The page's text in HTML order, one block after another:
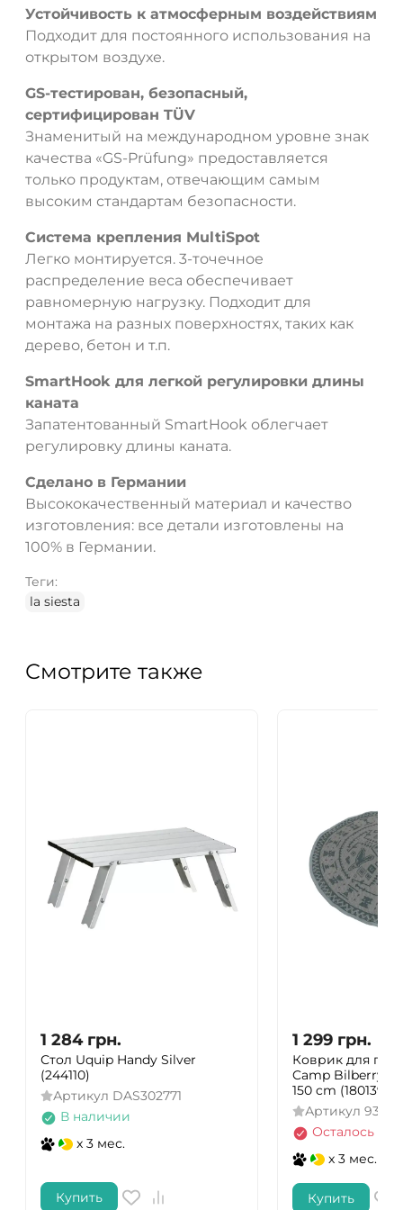
Устойчивость к атмосферным воздействиям
Подходит для постоянного использования на
открытом воздухе.
GS-тестирован, безопасный,
сертифицирован TÜV
Знаменитый на международном уровне знак
качества «GS-Prüfung» предоставляется
только продуктам, отвечающим самым
высоким стандартам безопасности.
Система крепления MultiSpot
Легко монтируется. 3-точечное
распределение веса обеспечивает
равномерную нагрузку. Подходит для
монтажа на разных поверхностях, таких как
дерево, бетон и т.п.
SmartHook для легкой регулировки длины
каната
Запатентованный SmartHook облегчает
регулировку длины каната.
Сделано в Германии
Высококачественный материал и качество
изготовления: все детали изготовлены на
100% в Германии.
Теги:
la siesta
Смотрите также
1 284 грн.
Стол Uquip Handy Silver
(244110)
Артикул DAS302771
В наличии
x 3 мес.
Купить
1 299 грн.
Коврик для
Camp Bilberry
150 cm (180139)
Артикул
Осталось
x 3 мес.
Купить
ДА НЕТ